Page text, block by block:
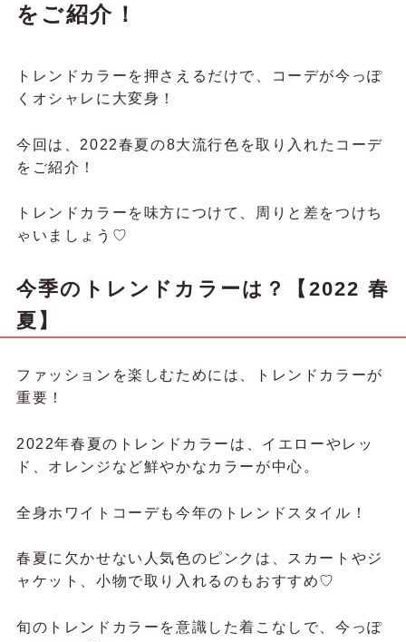
をご紹介！
トレンドカラーを押さえるだけで、コーデが今っぽ
くオシャレに大変身！
今回は、2022春夏の8大流行色を取り入れたコーデ
をご紹介！
トレンドカラーを味方につけて、周りと差をつけち
ゃいましょう♡
今季のトレンドカラーは？【2022 春
夏】
ファッションを楽しむためには、トレンドカラーが
重要！
2022年春夏のトレンドカラーは、イエローやレッ
ド、オレンジなど鮮やかなカラーが中心。
全身ホワイトコーデも今年のトレンドスタイル！
春夏に欠かせない人気色のピンクは、スカートやジ
ャケット、小物で取り入れるのもおすすめ♡
旬のトレンドカラーを意識した着こなしで、今っぽ